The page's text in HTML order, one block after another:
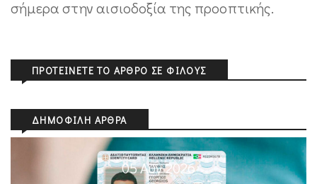
σήμερα στην αισιοδοξία της προοπτικής.
ΠΡΟΤΕΊΝΕΤΕ ΤΟ ΆΡΘΡΟ ΣΕ ΦΊΛΟΥΣ
ΔΗΜΟΦΙΛΉ ΆΡΘΡΑ
05 Αυγ 2026